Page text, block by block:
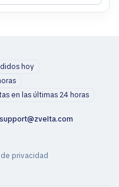
hoy
en las últimas 24 horas
support@zvelta.com
privacidad